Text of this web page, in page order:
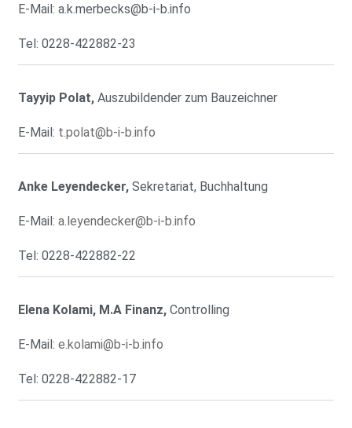
E-Mail: a.k.merbecks@b-i-b.info
Tel: 0228-422882-23
Tayyip Polat, Auszubildender zum Bauzeichner
E-Mail: t.polat@b-i-b.info
Anke Leyendecker, Sekretariat, Buchhaltung
E-Mail: a.leyendecker@b-i-b.info
Tel: 0228-422882-22
Elena Kolami, M.A Finanz, Controlling
E-Mail: e.kolami@b-i-b.info
Tel: 0228-422882-17